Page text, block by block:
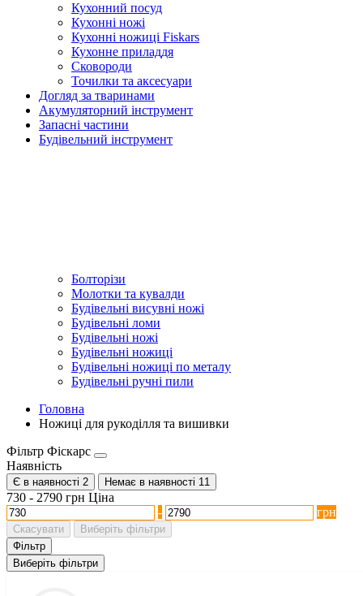
Кухонний посуд
Кухонні ножі
Кухонні ножиці Fiskars
Кухонне приладдя
Сковороди
Точилки та аксесуари
Догляд за тваринами
Акумуляторний інструмент
Запасні частини
Будівельний інструмент
Болторізи
Молотки та кувалди
Будівельні висувні ножі
Будівельні ломи
Будівельні ножі
Будівельні ножиці
Будівельні ножиці по металу
Будівельні ручні пили
Головна
Ножиці для рукоділля та вишивки
Фільтр Фіскарс
Наявність
Є в наявності 2 Немає в наявності 11
730 - 2790 грн Ціна
-
грн
Скасувати
Виберіть фільтри
Фільтр
Виберіть фільтри